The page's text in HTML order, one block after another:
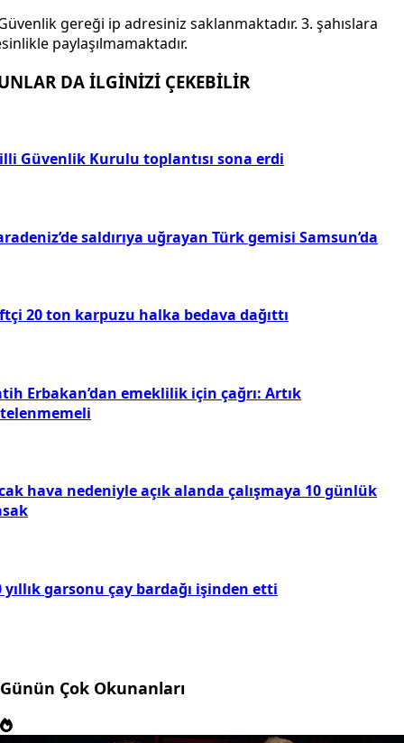
gereği ip adresiniz saklanmaktadır. 3. şahıslara
paylaşılmamaktadır.
DA İLGİNİZİ ÇEKEBİLİR
Güvenlik Kurulu toplantısı sona erdi
saldırıya uğrayan Türk gemisi Samsun’da
20 ton karpuzu halka bedava dağıttı
Erbakan’dan emeklilik için çağrı: Artık
hava nedeniyle açık alanda çalışmaya 10 günlük
yıllık garsonu çay bardağı işinden etti
Günün Çok Okunanları